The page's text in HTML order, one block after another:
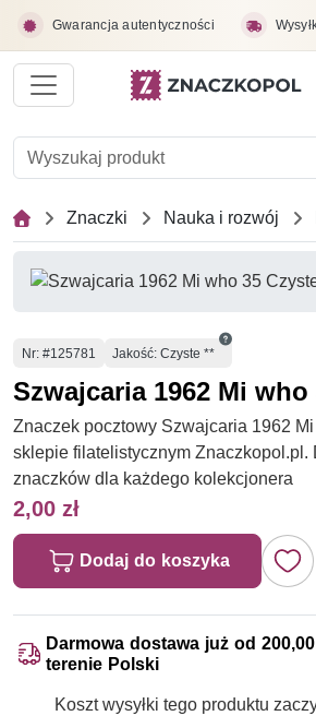
Gwarancja autentyczności
Znaczki Nauka i rozwój
Numer
Nr: #125781 Jakość: Czyste **
Szwajcaria 1962 Mi who
Znaczek pocztowy Szwajcaria 1962
sklepie filatelistycznym Znaczkopol.pl.
znaczków dla każdego kolekcjonera
2,00 zł
Dodaj do koszyka
Darmowa dostawa już od 200,00
terenie Polski
Koszt wysyłki tego produktu